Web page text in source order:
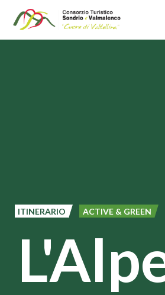
ITINERARIO ACTIVE & GREEN